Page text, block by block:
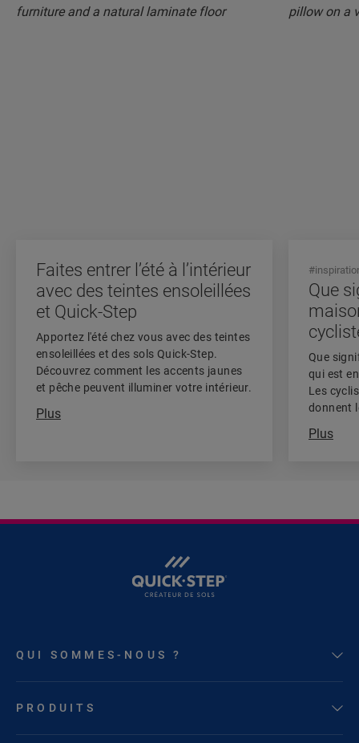
Faites entrer l’été à l’intérieur
avec des teintes ensoleillées
et Quick-Step
Apportez l'été chez vous avec des teintes
ensoleillées et des sols Quick-Step.
Découvrez comment les accents jaunes
et pêche peuvent illuminer votre intérieur.
Plus
Que
Que
qui est
Les
donnent
Plus
QUI SOMMES-NOUS ?
PRODUITS